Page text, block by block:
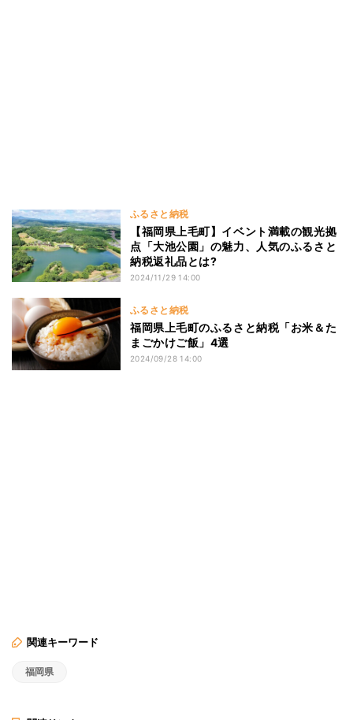
ふるさと納税
【福岡県上毛町】イベント満載の観光拠
点「大池公園」の魅力、人気のふるさと
納税返礼品とは?
2024/11/29 14:00
ふるさと納税
福岡県上毛町のふるさと納税「お米＆た
まごかけご飯」4選
2024/09/28 14:00
関連キーワード
福岡県